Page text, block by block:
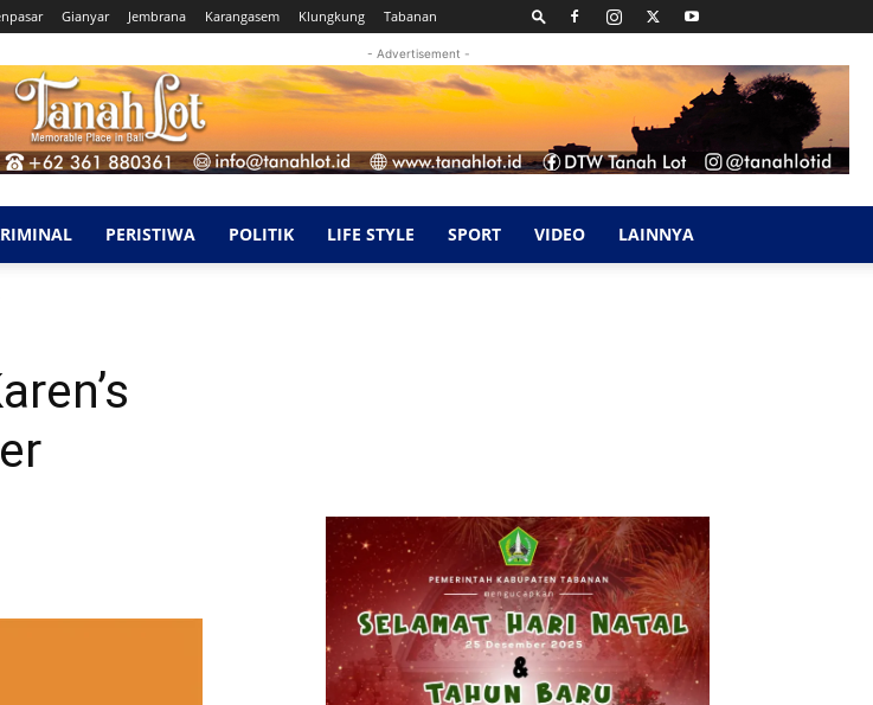
Gianyar Jembrana Karangasem Klungkung Tabanan
- Advertisement -
PERISTIWA POLITIK LIFE STYLE SPORT VIDEO LAINNYA